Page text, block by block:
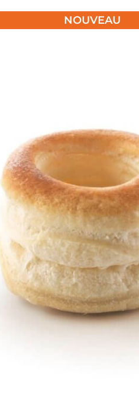
NOUVEAU